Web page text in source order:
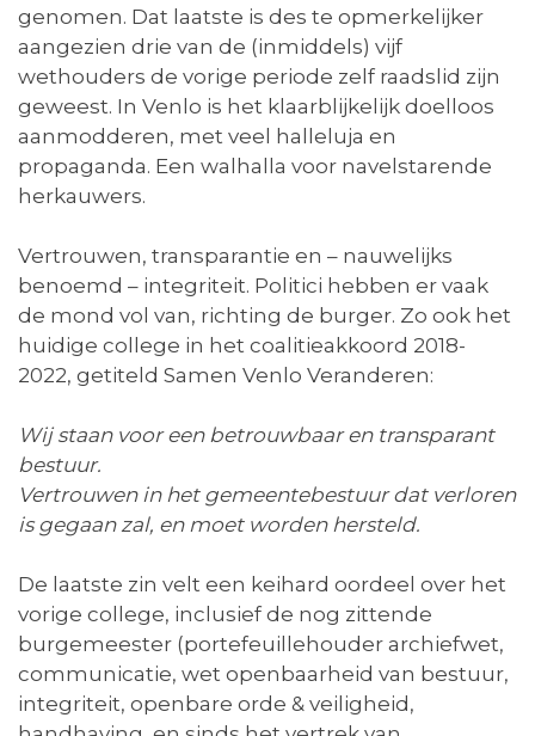
genomen. Dat laatste is des te opmerkelijker
aangezien drie van de (inmiddels) vijf
wethouders de vorige periode zelf raadslid zijn
geweest. In Venlo is het klaarblijkelijk doelloos
aanmodderen, met veel halleluja en
propaganda. Een walhalla voor navelstarende
herkauwers.
Vertrouwen, transparantie en – nauwelijks
benoemd – integriteit. Politici hebben er vaak
de mond vol van, richting de burger. Zo ook het
huidige college in het coalitieakkoord 2018-
2022, getiteld Samen Venlo Veranderen:
Wij staan voor een betrouwbaar en transparant
bestuur.
Vertrouwen in het gemeentebestuur dat verloren
is gegaan zal, en moet worden hersteld.
De laatste zin velt een keihard oordeel over het
vorige college, inclusief de nog zittende
burgemeester (portefeuillehouder archiefwet,
communicatie, wet openbaarheid van bestuur,
integriteit, openbare orde & veiligheid,